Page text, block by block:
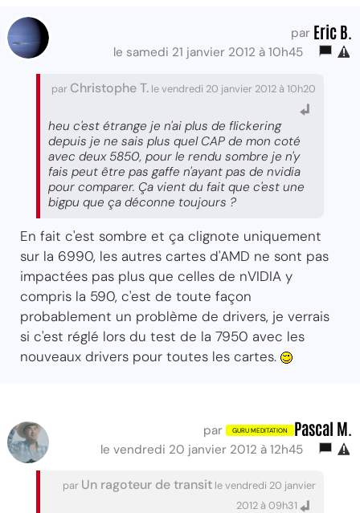
par Eric B.
le samedi 21 janvier 2012 à 10h45
par Christophe T. le vendredi 20 janvier 2012 à 10h20
heu c'est étrange je n'ai plus de flickering
depuis je ne sais plus quel CAP de mon coté
avec deux 5850, pour le rendu sombre je n'y
fais peut être pas gaffe n'ayant pas de nvidia
pour comparer. Ça vient du fait que c'est une
bigpu que ça déconne toujours ?
En fait c'est sombre et ça clignote uniquement
sur la 6990, les autres cartes d'AMD ne sont pas
impactées pas plus que celles de nVIDIA y
compris la 590, c'est de toute façon
probablement un problème de drivers, je verrais
si c'est réglé lors du test de la 7950 avec les
nouveaux drivers pour toutes les cartes.
par Pascal M.
le vendredi 20 janvier 2012 à 12h45
par Un ragoteur de transit le vendredi 20 janvier
2012 à 09h31